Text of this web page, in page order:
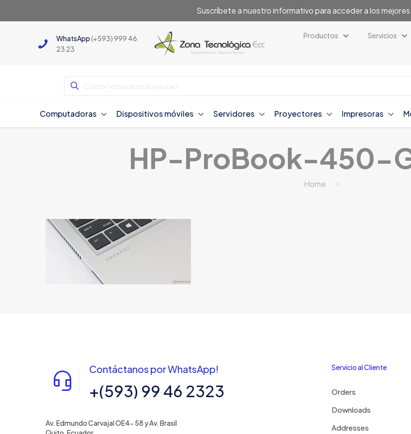
Suscríbete a nuestro informativo para acceder a los
WhatsApp(+593) 999 46
23 23
Productos Servicios
Computadoras Dispositivos móviles Servidores Proyectores Impresoras
HP-ProBook-450-
Home
Contáctanos por WhatsApp!
+(593) 99 46 2323
Av. Edmundo Carvajal OE4- 58 y Av. Brasil
Servicio al Cliente
Orders
Downloads
Addresses